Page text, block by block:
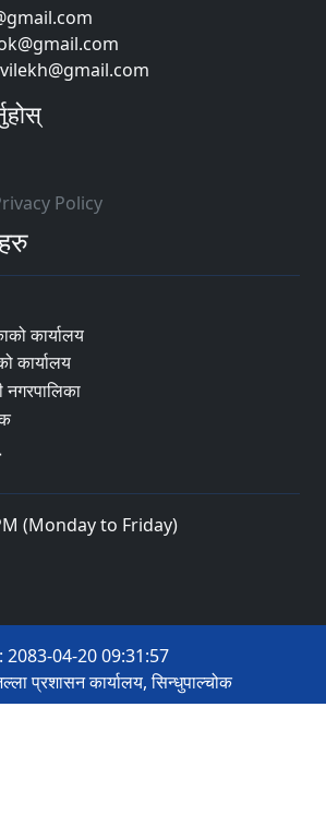
Policy
कार्यालय
कार्यालय
नगरपालिका
(Monday to Friday)
: 2083-04-20 09:31:57
प्रशासन कार्यालय, सिन्धुपाल्चोक